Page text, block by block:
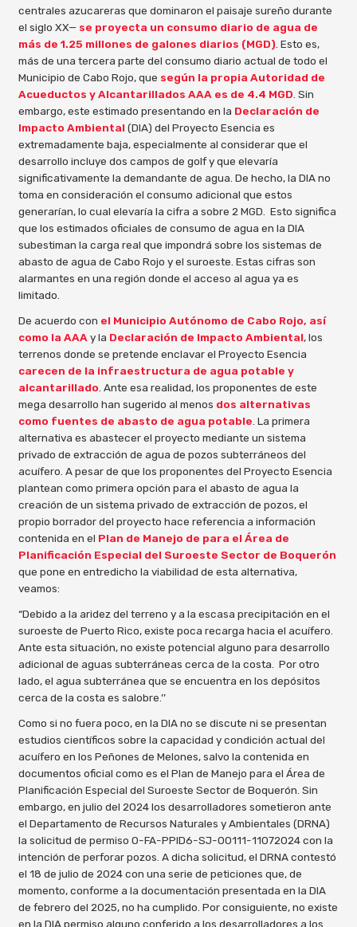
centrales azucareras que dominaron el paisaje sureño durante
el siglo XX— se proyecta un consumo diario de agua de
más de 1.25 millones de galones diarios (MGD) . Esto es,
más de una tercera parte del consumo diario actual de todo el
Municipio de Cabo Rojo, que según la propia Autoridad de
Acueductos y Alcantarillados AAA es de 4.4 MGD . Sin
embargo, este estimado presentando en la Declaración de
Impacto Ambiental (DIA) del Proyecto Esencia es
extremadamente baja, especialmente al considerar que el
desarrollo incluye dos campos de golf y que elevaría
significativamente la demandante de agua. De hecho, la DIA no
toma en consideración el consumo adicional que estos
generarían, lo cual elevaría la cifra a sobre 2 MGD. Esto significa
que los estimados oficiales de consumo de agua en la DIA
subestiman la carga real que impondrá sobre los sistemas de
abasto de agua de Cabo Rojo y el suroeste. Estas cifras son
alarmantes en una región donde el acceso al agua ya es
limitado.
De acuerdo con el Municipio Autónomo de Cabo Rojo, así
como la AAA y la Declaración de Impacto Ambiental, los
terrenos donde se pretende enclavar el Proyecto Esencia
carecen de la infraestructura de agua potable y
alcantarillado . Ante esa realidad, los proponentes de este
mega desarrollo han sugerido al menos dos alternativas
como fuentes de abasto de agua potable . La primera
alternativa es abastecer el proyecto mediante un sistema
privado de extracción de agua de pozos subterráneos del
acuífero. A pesar de que los proponentes del Proyecto Esencia
plantean como primera opción para el abasto de agua la
creación de un sistema privado de extracción de pozos, el
propio borrador del proyecto hace referencia a información
contenida en el Plan de Manejo de para el Área de
Planificación Especial del Suroeste Sector de Boquerón
que pone en entredicho la viabilidad de esta alternativa,
veamos:
“Debido a la aridez del terreno y a la escasa precipitación en el
suroeste de Puerto Rico, existe poca recarga hacia el acuífero.
Ante esta situación, no existe potencial alguno para desarrollo
adicional de aguas subterráneas cerca de la costa. Por otro
lado, el agua subterránea que se encuentra en los depósitos
cerca de la costa es salobre.’’
Como si no fuera poco, en la DIA no se discute ni se presentan
estudios científicos sobre la capacidad y condición actual del
acuífero en los Peñones de Melones, salvo la contenida en
documentos oficial como es el Plan de Manejo para el Área de
Planificación Especial del Suroeste Sector de Boquerón. Sin
embargo, en julio del 2024 los desarrolladores sometieron ante
el Departamento de Recursos Naturales y Ambientales (DRNA)
la solicitud de permiso O-FA-PPID6-SJ-00111-11072024 con la
intención de perforar pozos. A dicha solicitud, el DRNA contestó
el 18 de julio de 2024 con una serie de peticiones que, de
momento, conforme a la documentación presentada en la DIA
de febrero del 2025, no ha cumplido. Por consiguiente, no existe
en la DIA permiso alguno conferido a los desarrolladores a los